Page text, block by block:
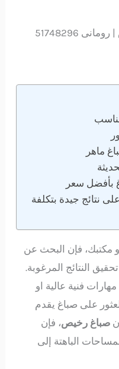
51748296
ماهر
بأفضل سعر
جيدة بتكلفة
مكتبك، فإن البحث عن
النتائج المرغوبة.
فنية عالية او
على صباغ يقدم
صباغ رخيص، فإن
الباهتة إلى